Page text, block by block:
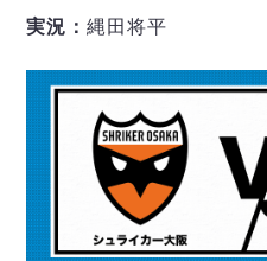
実況：縄田将平